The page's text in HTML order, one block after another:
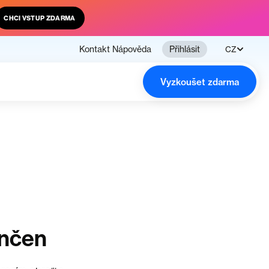
CHCI VSTUP ZDARMA
Kontakt Nápověda Přihlásit CZ
Vyzkoušet zdarma